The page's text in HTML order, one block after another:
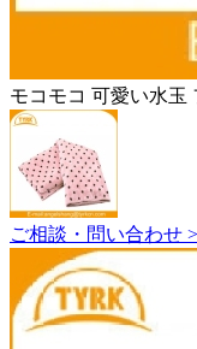
モコモコ 可愛い水玉
ご相談・問い合わせ >